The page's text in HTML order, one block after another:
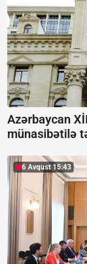
Azərbaycan
münasibətilə
6 Avqust 15:43